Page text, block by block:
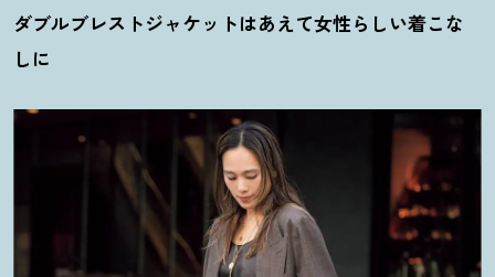
ダブルブレストジャケットはあえて女性らしい着こな
しに